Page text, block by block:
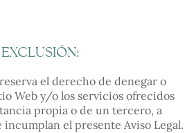
el derecho de denegar o
Web y/o los servicios ofrecidos
propia o de un tercero, a
incumplan el presente Aviso Legal.